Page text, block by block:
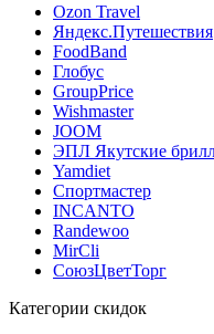
Ozon Travel
Яндекс.Путешествия
FoodBand
Глобус
GroupPrice
Wishmaster
JOOM
ЭПЛ Якутские
Yamdiet
Спортмастер
INCANTO
Randewoo
MirCli
СоюзЦветТорг
Категории скидок